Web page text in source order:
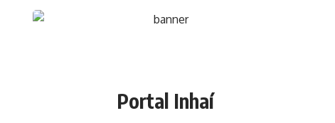
Portal Inhaí